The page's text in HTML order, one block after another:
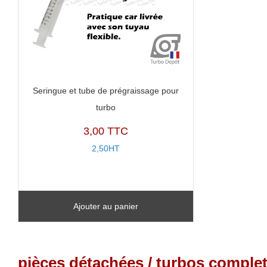
Seringue et tube de prégraissage pour
turbo
3,00 TTC
2,50HT
Ajouter au panier
pièces détachées / turbos